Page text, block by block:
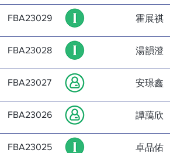
FBA23029 霍展祺
FBA23028 湯韻澄
FBA23027 安璟鑫
FBA23026 譚藹欣
FBA23025 卓品佑